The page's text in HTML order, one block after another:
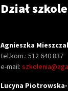
Dział
Agnieszka
tel.kom.: 512 640 837
e-mail:
Lucyna